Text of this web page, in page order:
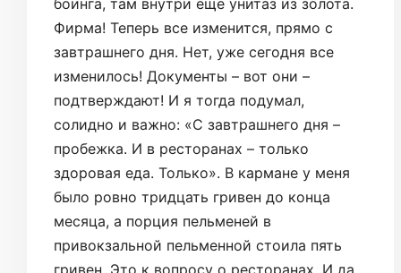
Фирма! Теперь все изменится, прямо с
завтрашнего дня. Нет, уже сегодня все
изменилось! Документы – вот они –
подтверждают! И я тогда подумал,
солидно и важно: «С завтрашнего дня –
пробежка. И в ресторанах – только
здоровая еда. Только». В кармане у меня
было ровно тридцать гривен до конца
месяца, а порция пельменей в
привокзальной пельменной стоила пять
гривен. Это к вопросу о ресторанах. И да,